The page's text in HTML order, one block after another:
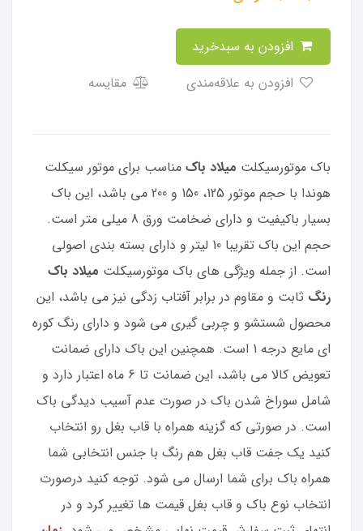
مقایسه
باک موتورسیکلت میلاد باک مناسب برای موتور سیکلت
هوندا با حجم موتور 125، 150 و 200 می باشد، این باک
بسیار باکیفیت و دارای ضخامت ورق 8 میلی متر است.
حجم این باک تقریبا 10 لیتر و دارای بسته بندی اصولی
است. از جمله ویژگی های باک موتورسیکلت میلاد باک
رنگ ثابت و مقاوم در برابر آفتاب زدگی نیز می باشد، این
محصول شستشو و چربی گیری می شود و دارای رنگ کوره
ای مایع درجه 1 است. همچنین این باک دارای ضمانت
تعویض کالا می باشد، این ضمانت تا 6 ماه اعتبار دارد و
شامل سوراخ شدن باک در صورت عدم آسیب دیدگی باک
است. در صورتی که گزینه همراه با قاب بغل رو انتخاب
کنید یک جفت قاب بغل هم رنگ با جنس انتخابی شما
همراه باک برای شما ارسال می شود. توجه کنید درصورت
انتخاب نوع باک و قاب بغل قیمت ها تغییر کرد و در